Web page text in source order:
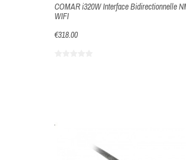
COMAR i320W Interface Bidirectionnelle
WIFI
€318.00